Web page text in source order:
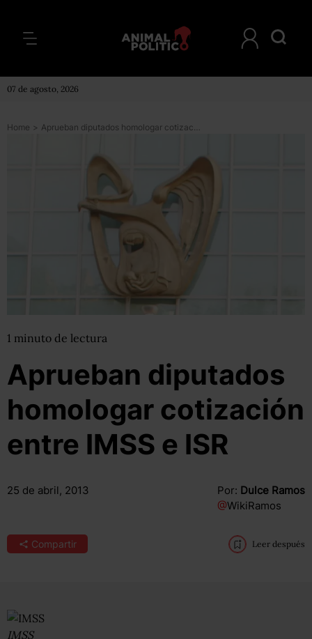
07 de agosto, 2026
Home > Aprueban diputados homologar cotización entre IMSS e ISR
1 minuto de lectura
Aprueban diputados
homologar cotización
entre IMSS e ISR
25 de abril, 2013 Por: Dulce Ramos
@WikiRamos
Compartir Leer después
IMSS